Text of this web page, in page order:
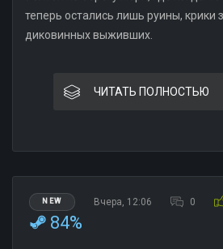
теперь остались лишь руины, крики
диковинных выживших.
ЧИТАТЬ ПОЛНОСТЬЮ
NEW Вчера, 12:06 0
84%